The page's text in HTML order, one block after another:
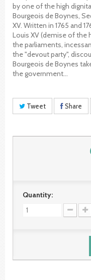
by one of the high
Bourgeois de Boynes,
XV. Written in 1765 and
Louis XV (demise of the
the parliaments,
the "devout party",
Bourgeois de Boynes
the government…
Tweet Share
Quantity: